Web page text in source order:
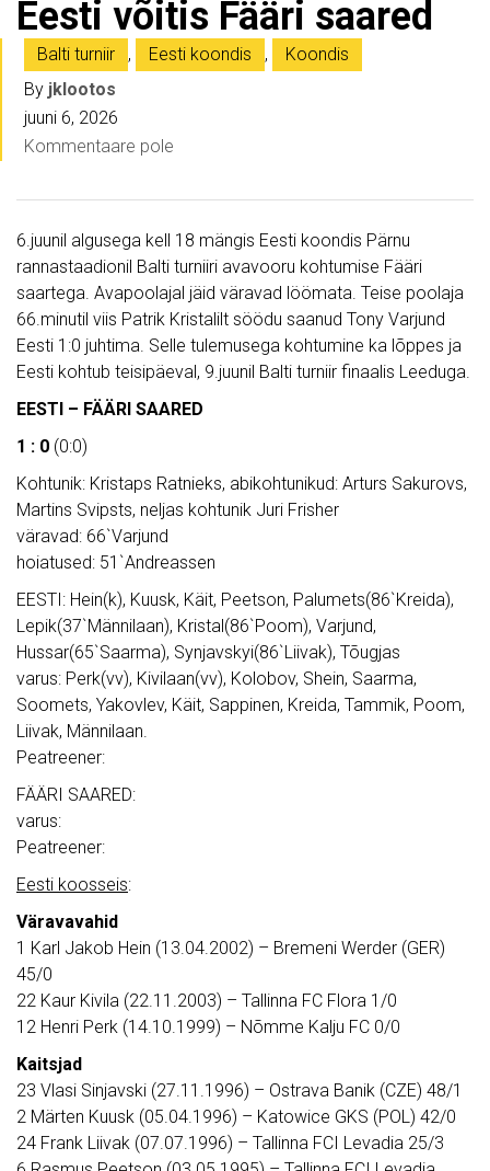
Eesti võitis Fääri saared
Balti turniir , Eesti koondis ,
Koondis
By jklootos
juuni 6, 2026
Kommentaare pole
6.juunil algusega kell 18 mängis Eesti koondis Pärnu
rannastaadionil Balti turniiri avavooru kohtumise Fääri
saartega. Avapoolajal jäid väravad löömata. Teise poolaja
66.minutil viis Patrik Kristalilt söödu saanud Tony Varjund
Eesti 1:0 juhtima. Selle tulemusega kohtumine ka lõppes ja
Eesti kohtub teisipäeval, 9.juunil Balti turniir finaalis Leeduga.
EESTI – FÄÄRI SAARED
1 : 0 (0:0)
Kohtunik: Kristaps Ratnieks, abikohtunikud: Arturs Sakurovs,
Martins Svipsts, neljas kohtunik Juri Frisher
väravad: 66`Varjund
hoiatused: 51`Andreassen
EESTI: Hein(k), Kuusk, Käit, Peetson, Palumets(86`Kreida),
Lepik(37`Männilaan), Kristal(86`Poom), Varjund,
Hussar(65`Saarma), Synjavskyi(86`Liivak), Tõugjas
varus: Perk(vv), Kivilaan(vv), Kolobov, Shein, Saarma,
Soomets, Yakovlev, Käit, Sappinen, Kreida, Tammik, Poom,
Liivak, Männilaan.
Peatreener:
FÄÄRI SAARED:
varus:
Peatreener:
Eesti koosseis:
Väravavahid
1 Karl Jakob Hein (13.04.2002) – Bremeni Werder (GER)
45/0
22 Kaur Kivila (22.11.2003) – Tallinna FC Flora 1/0
12 Henri Perk (14.10.1999) – Nõmme Kalju FC 0/0
Kaitsjad
23 Vlasi Sinjavski (27.11.1996) – Ostrava Banik (CZE) 48/1
2 Märten Kuusk (05.04.1996) – Katowice GKS (POL) 42/0
24 Frank Liivak (07.07.1996) – Tallinna FCI Levadia 25/3